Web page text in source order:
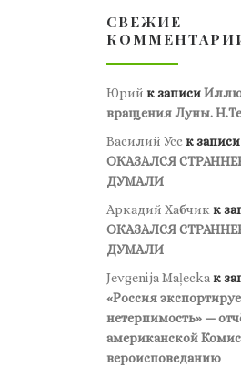
СВЕЖИЕ
Юрий к записи
вращения Луны.
Василий Усс к записи
ОКАЗАЛСЯ
ДУМАЛИ
Аркадий Хабчик к
ОКАЗАЛСЯ
ДУМАЛИ
Jevgenija Maļecka к
«Россия
нетерпимость» —
американской
вероисповеданию